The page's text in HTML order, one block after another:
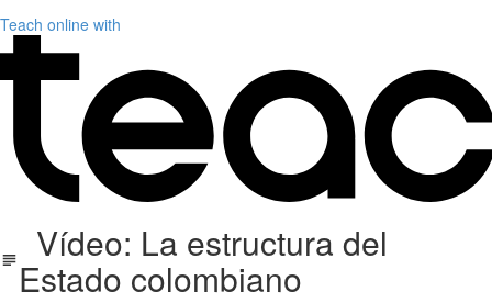
Teach online with
Vídeo: La estructura del
Estado colombiano